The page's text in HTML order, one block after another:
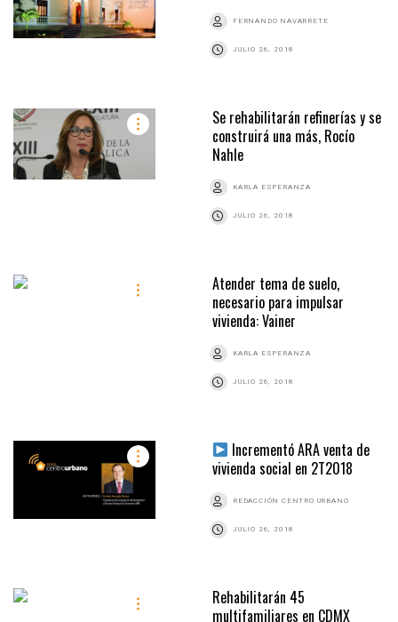
FERNANDO NAVARRETE
JULIO 26, 2018
Se rehabilitarán refinerías y se
construirá una más, Rocío
Nahle
KARLA ESPERANZA
JULIO 26, 2018
Atender tema de suelo,
necesario para impulsar
vivienda: Vainer
KARLA ESPERANZA
JULIO 26, 2018
Incrementó ARA venta de
vivienda social en 2T2018
REDACCIÓN CENTRO URBANO
JULIO 26, 2018
Rehabilitarán 45
multifamiliares en CDMX